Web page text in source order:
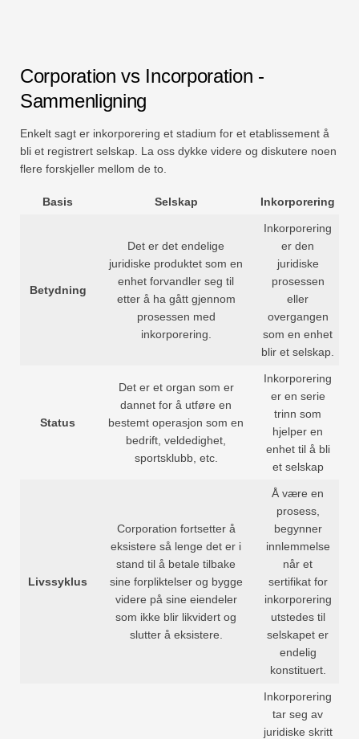
Corporation vs Incorporation -
Sammenligning
Enkelt sagt er inkorporering et stadium for et etablissement å
bli et registrert selskap. La oss dykke videre og diskutere noen
flere forskjeller mellom de to.
Basis Selskap Inkorporering
Betydning
Det er det endelige
juridiske produktet som en
enhet forvandler seg til
etter å ha gått gjennom
prosessen med
inkorporering.
Inkorporering
er den
juridiske
prosessen
eller
overgangen
som en enhet
blir et selskap.
Status
Det er et organ som er
dannet for å utføre en
bestemt operasjon som en
bedrift, veldedighet,
sportsklubb, etc.
Inkorporering
er en serie
trinn som
hjelper en
enhet til å bli
et selskap
Livssyklus
Corporation fortsetter å
eksistere så lenge det er i
stand til å betale tilbake
sine forpliktelser og bygge
videre på sine eiendeler
som ikke blir likvidert og
slutter å eksistere.
Å være en
prosess,
begynner
innlemmelse
når et
sertifikat for
inkorporering
utstedes til
selskapet er
endelig
konstituert.
Inkorporering
tar seg av
juridiske skritt